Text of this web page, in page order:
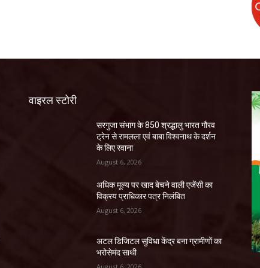
वाइरल स्टोरी
सरगुजा संभाग के 850 श्रद्धालु भारत गौरव
ट्रेन से रामलला एवं बाबा विश्वनाथ के दर्शन
के लिए रवाना
August 6, 2026
अधिक मूल्य पर खाद बेचने वाली एजेंसी का
विक्रय प्राधिकार पत्र निलंबित
August 6, 2026
अटल डिजिटल सुविधा केंद्र बना ग्रामीणों का
भरोसेमंद साथी